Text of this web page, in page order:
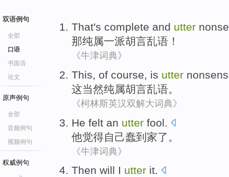
双语例句
全部
口语
书面语
论文
原声例句
全部
音频例句
视频例句
权威例句
That's complete and utter
那纯属一派胡言乱语 ！
《牛津词典》
This, of course, is utter
这当然纯属胡言乱语。
《柯林斯英汉双解大词典》
He felt an utter fool
他觉得自己蠢到家了。
《牛津词典》
Then will I utter it.